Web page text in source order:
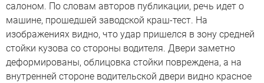
салоном. По словам авторов публикации, речь идет о
машине, прошедшей заводской краш-тест. На
изображениях видно, что удар пришелся в зону средней
стойки кузова со стороны водителя. Двери заметно
деформированы, облицовка стойки повреждена, а на
внутренней стороне водительской двери видно красное